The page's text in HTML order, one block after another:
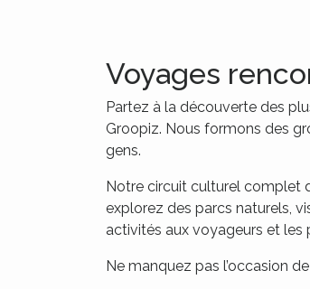
Voyages
Partez à la découverte des
Groopiz. Nous formons des
gens.
Notre circuit culturel complet
explorez des parcs naturels,
activités aux voyageurs et les
Ne manquez pas l’occasion